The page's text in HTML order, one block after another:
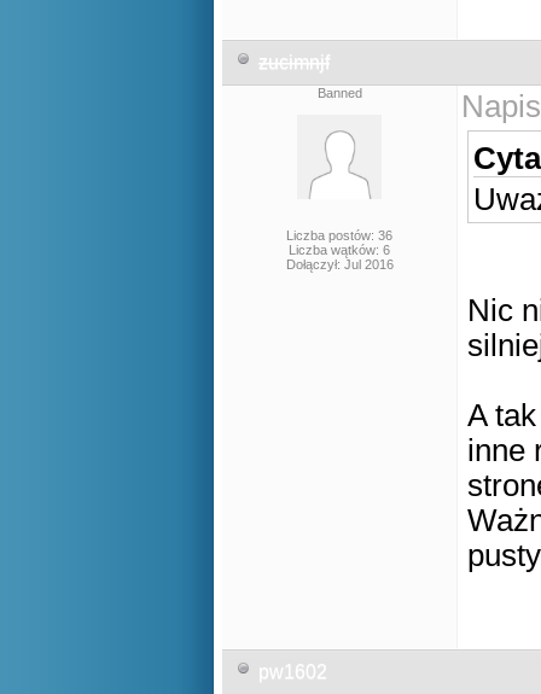
zucimnjf
Banned
Liczba postów: 36
Liczba wątków: 6
Dołączył: Jul 2016
Nic
A
inne
pw1602